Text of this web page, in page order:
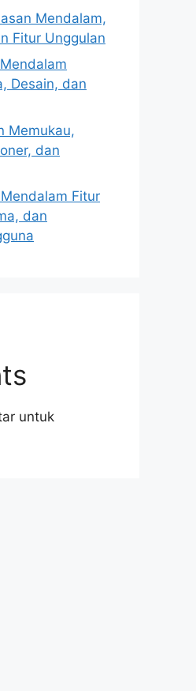
Mendalam,
Fitur Unggulan
Desain, dan
Memukau,
dan
Fitur
dan
untuk